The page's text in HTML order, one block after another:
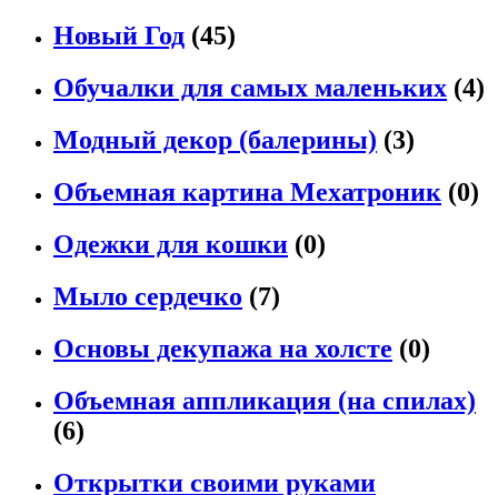
Новый Год (45)
Обучалки для самых маленьких (4)
Модный декор (балерины) (3)
Объемная картина Мехатроник (0)
Одежки для кошки (0)
Мыло сердечко (7)
Основы декупажа на холсте (0)
Объемная аппликация (на спилах)
(6)
Открытки своими руками